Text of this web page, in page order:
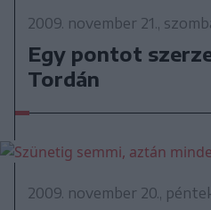
2009. november 21.,
Egy pontot
Tordán
2009. november 20.,